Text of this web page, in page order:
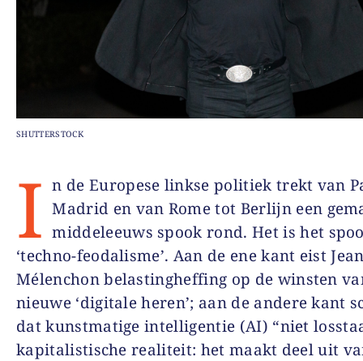
SHUTTERSTOCK
I n de Europese linkse politiek trekt van
Madrid en van Rome tot Berlijn een
middeleeuws spook rond. Het is het
‘techno-feodalisme’. Aan de ene kant eist
Mélenchon belastingheffing op de winsten
nieuwe ‘digitale heren’; aan de andere kant
dat kunstmatige intelligentie (AI) “niet
kapitalistische realiteit: het maakt deel uit